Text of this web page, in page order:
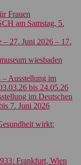
Frauen
am Samstag, 5.
27. Juni 2026 – 17.
wiesbaden
– Ausstellung im
bis 24.05.26
im Deutschen
7. Juni 2026
wirkt:
Frankfurt, Wien